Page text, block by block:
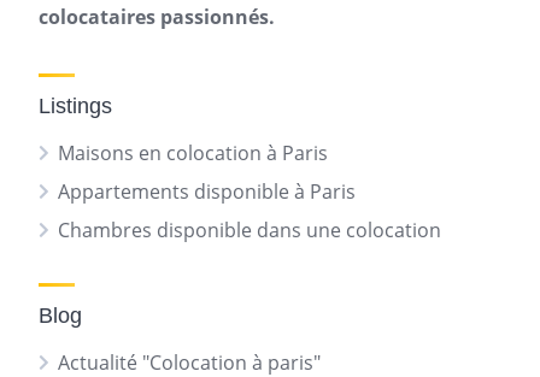
colocataires passionnés.
Listings
Maisons en colocation à Paris
Appartements disponible à Paris
Chambres disponible dans une colocation
Blog
Actualité "Colocation à paris"